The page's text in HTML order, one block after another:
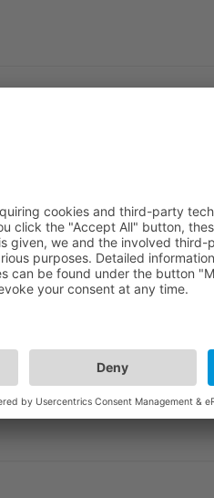
performance 4K HDR
transmission transparente
AV de haute performance.
AV de haute performance,
images par seconde.
une installation
en charge le HDR, le HDR10
pour le home cinéma, les
longueurs de 25 cm à 15 m,
de l'audiovisuel
L'eARC est pris en charge